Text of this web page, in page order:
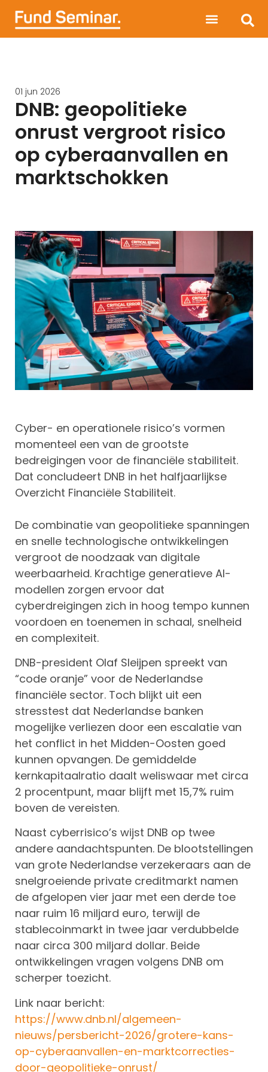
01 jun 2026
DNB: geopolitieke
onrust vergroot risico
op cyberaanvallen en
marktschokken
Cyber- en operationele risico’s vormen
momenteel een van de grootste
bedreigingen voor de financiële stabiliteit.
Dat concludeert DNB in het halfjaarlijkse
Overzicht Financiële Stabiliteit.
De combinatie van geopolitieke spanningen
en snelle technologische ontwikkelingen
vergroot de noodzaak van digitale
weerbaarheid. Krachtige generatieve AI-
modellen zorgen ervoor dat
cyberdreigingen zich in hoog tempo kunnen
voordoen en toenemen in schaal, snelheid
en complexiteit.
DNB-president Olaf Sleijpen spreekt van
“code oranje” voor de Nederlandse
financiële sector. Toch blijkt uit een
stresstest dat Nederlandse banken
mogelijke verliezen door een escalatie van
het conflict in het Midden-Oosten goed
kunnen opvangen. De gemiddelde
kernkapitaalratio daalt weliswaar met circa
2 procentpunt, maar blijft met 15,7% ruim
boven de vereisten.
Naast cyberrisico’s wijst DNB op twee
andere aandachtspunten. De blootstellingen
van grote Nederlandse verzekeraars aan de
snelgroeiende private creditmarkt namen
de afgelopen vier jaar met een derde toe
naar ruim 16 miljard euro, terwijl de
stablecoinmarkt in twee jaar verdubbelde
naar circa 300 miljard dollar. Beide
ontwikkelingen vragen volgens DNB om
scherper toezicht.
Link naar bericht:
https://www.dnb.nl/algemeen-
nieuws/persbericht-2026/grotere-kans-
op-cyberaanvallen-en-marktcorrecties-
door-geopolitieke-onrust/